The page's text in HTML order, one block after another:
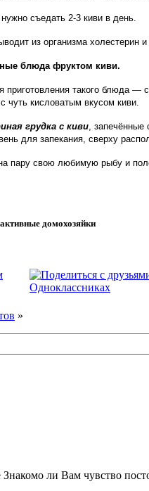
съедать 2-3 киви в день.
из организма холестерин
блюда фруктом киви.
приготовления такого блюда —
чуть кисловатым вкусом киви.
грудка с киви , запечённые
для запекания, сверху
пару свою любимую рыбу и
домохозяйки
»
ли Вам чувство